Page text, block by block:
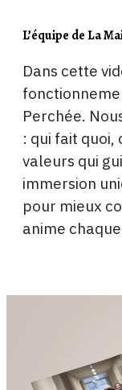
L’équipe de La
Dans cette
Perchée.
: qui fait
valeurs qui
immersion
pour mieux
anime